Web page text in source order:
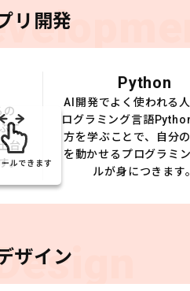
リ開発
の
こ
台
。
Python
AI開発でよく使われる
ログラミング言語
方を学ぶことで、自分
を動かせるプログラミ
ルが身につきます
ルできます
ザイン